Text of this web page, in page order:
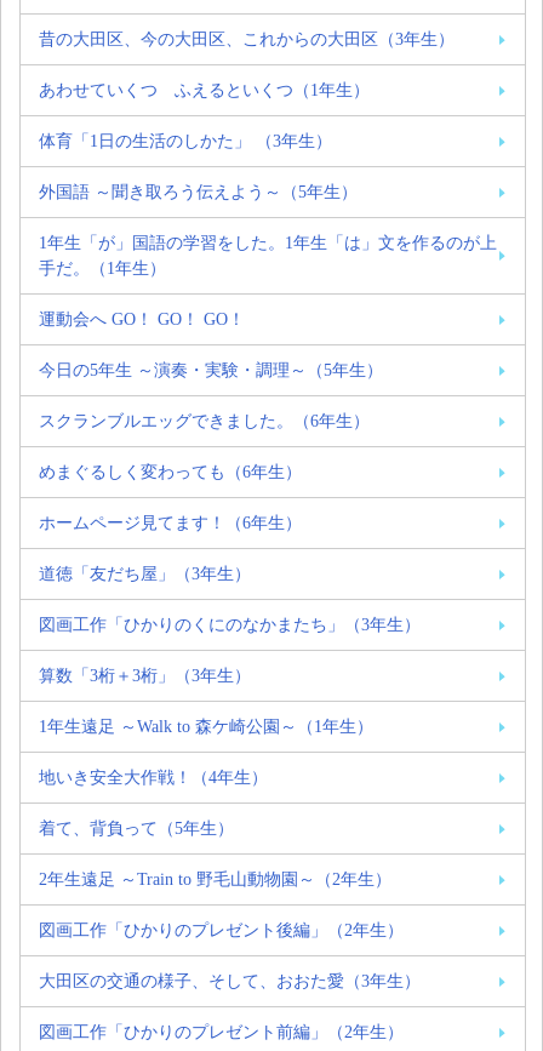
昔の大田区、今の大田区、これからの大田区（3年生）
あわせていくつ ふえるといくつ（1年生）
体育「1日の生活のしかた」 （3年生）
外国語 ～聞き取ろう伝えよう～（5年生）
1年生「が」国語の学習をした。1年生「は」文を作るのが上
手だ。（1年生）
運動会へ GO！ GO！ GO！
今日の5年生 ～演奏・実験・調理～（5年生）
スクランブルエッグできました。（6年生）
めまぐるしく変わっても（6年生）
ホームページ見てます！（6年生）
道徳「友だち屋」（3年生）
図画工作「ひかりのくにのなかまたち」（3年生）
算数「3桁＋3桁」（3年生）
1年生遠足 ～Walk to 森ケ崎公園～（1年生）
地いき安全大作戦！（4年生）
着て、背負って（5年生）
2年生遠足 ～Train to 野毛山動物園～（2年生）
図画工作「ひかりのプレゼント後編」（2年生）
大田区の交通の様子、そして、おおた愛（3年生）
図画工作「ひかりのプレゼント前編」（2年生）